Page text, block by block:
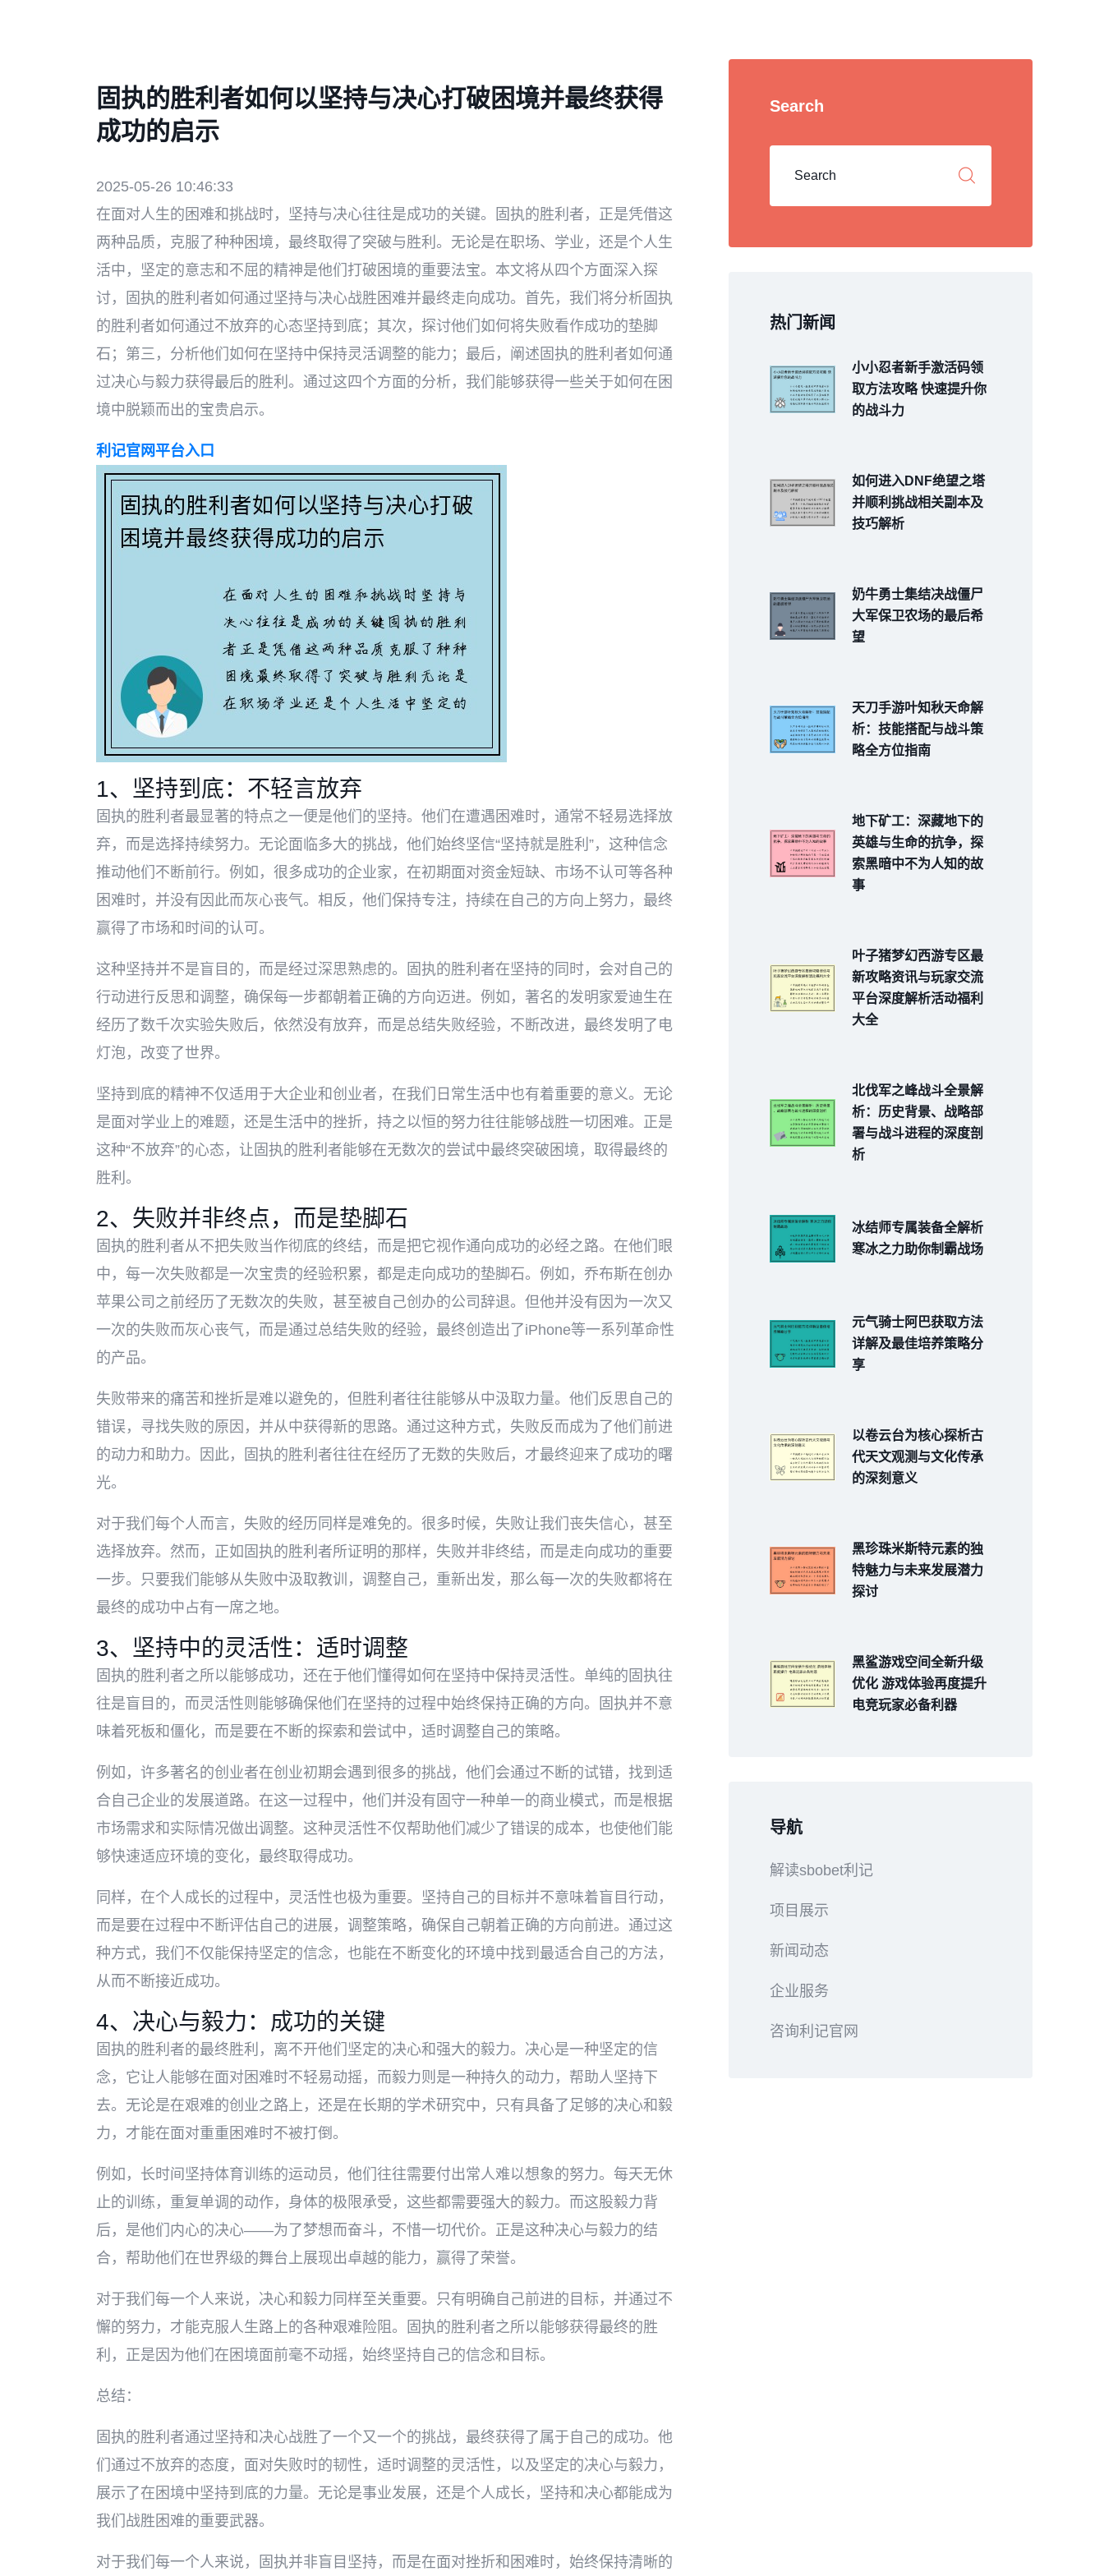
固执的胜利者如何以坚持与决心打破困境并最终获得
成功的启示
2025-05-26 10:46:33
在面对人生的困难和挑战时，坚持与决心往往是成功的关键。固执的胜利者，正是凭借这
两种品质，克服了种种困境，最终取得了突破与胜利。无论是在职场、学业，还是个人生
活中，坚定的意志和不屈的精神是他们打破困境的重要法宝。本文将从四个方面深入探
讨，固执的胜利者如何通过坚持与决心战胜困难并最终走向成功。首先，我们将分析固执
的胜利者如何通过不放弃的心态坚持到底；其次，探讨他们如何将失败看作成功的垫脚
石；第三，分析他们如何在坚持中保持灵活调整的能力；最后，阐述固执的胜利者如何通
过决心与毅力获得最后的胜利。通过这四个方面的分析，我们能够获得一些关于如何在困
境中脱颖而出的宝贵启示。
利记官网平台入口
1、坚持到底：不轻言放弃
固执的胜利者最显著的特点之一便是他们的坚持。他们在遭遇困难时，通常不轻易选择放
弃，而是选择持续努力。无论面临多大的挑战，他们始终坚信“坚持就是胜利”，这种信念
推动他们不断前行。例如，很多成功的企业家，在初期面对资金短缺、市场不认可等各种
困难时，并没有因此而灰心丧气。相反，他们保持专注，持续在自己的方向上努力，最终
赢得了市场和时间的认可。
这种坚持并不是盲目的，而是经过深思熟虑的。固执的胜利者在坚持的同时，会对自己的
行动进行反思和调整，确保每一步都朝着正确的方向迈进。例如，著名的发明家爱迪生在
经历了数千次实验失败后，依然没有放弃，而是总结失败经验，不断改进，最终发明了电
灯泡，改变了世界。
坚持到底的精神不仅适用于大企业和创业者，在我们日常生活中也有着重要的意义。无论
是面对学业上的难题，还是生活中的挫折，持之以恒的努力往往能够战胜一切困难。正是
这种“不放弃”的心态，让固执的胜利者能够在无数次的尝试中最终突破困境，取得最终的
胜利。
2、失败并非终点，而是垫脚石
固执的胜利者从不把失败当作彻底的终结，而是把它视作通向成功的必经之路。在他们眼
中，每一次失败都是一次宝贵的经验积累，都是走向成功的垫脚石。例如，乔布斯在创办
苹果公司之前经历了无数次的失败，甚至被自己创办的公司辞退。但他并没有因为一次又
一次的失败而灰心丧气，而是通过总结失败的经验，最终创造出了iPhone等一系列革命性
的产品。
失败带来的痛苦和挫折是难以避免的，但胜利者往往能够从中汲取力量。他们反思自己的
错误，寻找失败的原因，并从中获得新的思路。通过这种方式，失败反而成为了他们前进
的动力和助力。因此，固执的胜利者往往在经历了无数的失败后，才最终迎来了成功的曙
光。
对于我们每个人而言，失败的经历同样是难免的。很多时候，失败让我们丧失信心，甚至
选择放弃。然而，正如固执的胜利者所证明的那样，失败并非终结，而是走向成功的重要
一步。只要我们能够从失败中汲取教训，调整自己，重新出发，那么每一次的失败都将在
最终的成功中占有一席之地。
3、坚持中的灵活性：适时调整
固执的胜利者之所以能够成功，还在于他们懂得如何在坚持中保持灵活性。单纯的固执往
往是盲目的，而灵活性则能够确保他们在坚持的过程中始终保持正确的方向。固执并不意
味着死板和僵化，而是要在不断的探索和尝试中，适时调整自己的策略。
例如，许多著名的创业者在创业初期会遇到很多的挑战，他们会通过不断的试错，找到适
合自己企业的发展道路。在这一过程中，他们并没有固守一种单一的商业模式，而是根据
市场需求和实际情况做出调整。这种灵活性不仅帮助他们减少了错误的成本，也使他们能
够快速适应环境的变化，最终取得成功。
同样，在个人成长的过程中，灵活性也极为重要。坚持自己的目标并不意味着盲目行动，
而是要在过程中不断评估自己的进展，调整策略，确保自己朝着正确的方向前进。通过这
种方式，我们不仅能保持坚定的信念，也能在不断变化的环境中找到最适合自己的方法，
从而不断接近成功。
4、决心与毅力：成功的关键
固执的胜利者的最终胜利，离不开他们坚定的决心和强大的毅力。决心是一种坚定的信
念，它让人能够在面对困难时不轻易动摇，而毅力则是一种持久的动力，帮助人坚持下
去。无论是在艰难的创业之路上，还是在长期的学术研究中，只有具备了足够的决心和毅
力，才能在面对重重困难时不被打倒。
例如，长时间坚持体育训练的运动员，他们往往需要付出常人难以想象的努力。每天无休
止的训练，重复单调的动作，身体的极限承受，这些都需要强大的毅力。而这股毅力背
后，是他们内心的决心——为了梦想而奋斗，不惜一切代价。正是这种决心与毅力的结
合，帮助他们在世界级的舞台上展现出卓越的能力，赢得了荣誉。
对于我们每一个人来说，决心和毅力同样至关重要。只有明确自己前进的目标，并通过不
懈的努力，才能克服人生路上的各种艰难险阻。固执的胜利者之所以能够获得最终的胜
利，正是因为他们在困境面前毫不动摇，始终坚持自己的信念和目标。
总结：
固执的胜利者通过坚持和决心战胜了一个又一个的挑战，最终获得了属于自己的成功。他
们通过不放弃的态度，面对失败时的韧性，适时调整的灵活性，以及坚定的决心与毅力，
展示了在困境中坚持到底的力量。无论是事业发展，还是个人成长，坚持和决心都能成为
我们战胜困难的重要武器。
对于我们每一个人来说，固执并非盲目坚持，而是在面对挫折和困难时，始终保持清晰的
Search
热门新闻
小小忍者新手激活码领
取方法攻略 快速提升你
的战斗力
如何进入DNF绝望之塔
并顺利挑战相关副本及
技巧解析
奶牛勇士集结决战僵尸
大军保卫农场的最后希
望
天刀手游叶知秋天命解
析：技能搭配与战斗策
略全方位指南
地下矿工：深藏地下的
英雄与生命的抗争，探
索黑暗中不为人知的故
事
叶子猪梦幻西游专区最
新攻略资讯与玩家交流
平台深度解析活动福利
大全
北伐军之峰战斗全景解
析：历史背景、战略部
署与战斗进程的深度剖
析
冰结师专属装备全解析
寒冰之力助你制霸战场
元气骑士阿巴获取方法
详解及最佳培养策略分
享
以卷云台为核心探析古
代天文观测与文化传承
的深刻意义
黑珍珠米斯特元素的独
特魅力与未来发展潜力
探讨
黑鲨游戏空间全新升级
优化 游戏体验再度提升
电竞玩家必备利器
导航
解读sbobet利记
项目展示
新闻动态
企业服务
咨询利记官网